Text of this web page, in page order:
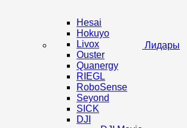
Лидары
Hesai
Hokuyo
Livox
Ouster
Quanergy
RIEGL
RoboSense
Seyond
SICK
DJI